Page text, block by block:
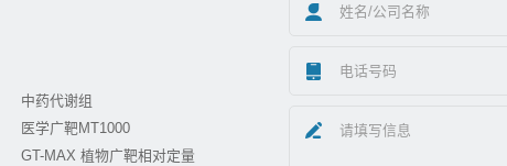
中药代谢组
医学广靶MT1000
GT-MAX 植物广靶相对定量